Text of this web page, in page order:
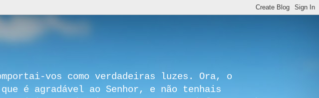
vos como verdadeiras luzes. Ora, o
é agradável ao Senhor, e não tenhais